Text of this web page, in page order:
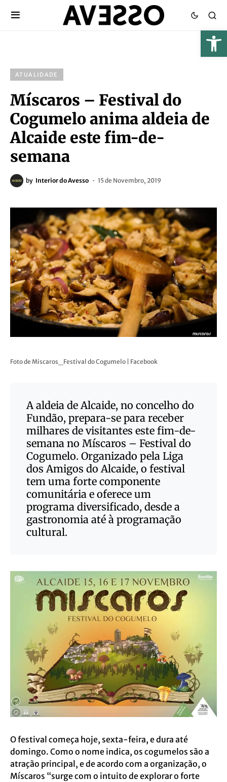
ATUALIDADE
Míscaros – Festival do
Cogumelo anima aldeia de
Alcaide este fim-de-
semana
by Interior do Avesso 15 de Novembro, 2019
Foto de Miscaros_Festival do Cogumelo | Facebook
A aldeia de Alcaide, no concelho do
Fundão, prepara-se para receber
milhares de visitantes este fim-de-
semana no Míscaros – Festival do
Cogumelo. Organizado pela Liga
dos Amigos do Alcaide, o festival
tem uma forte componente
comunitária e oferece um
programa diversificado, desde a
gastronomia até à programação
cultural.
O festival começa hoje, sexta-feira, e dura até
domingo. Como o nome indica, os cogumelos são a
atração principal, e de acordo com a organização, o
Míscaros “surge com o intuito de explorar o forte